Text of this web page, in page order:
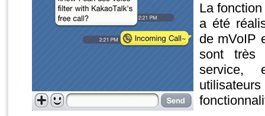
La
a été
de mVoIP
sont
service,